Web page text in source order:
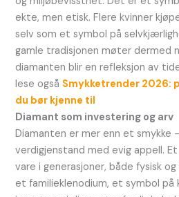
ekte, men etisk. Flere kvinner
selv som et symbol på
gamle tradisjonen møter dermed
diamanten blir en refleksjon av
lese også Smykketrender 2026:
du bør kjenne til
Diamant som investering og arv
Diamanten er mer enn et smykke
verdigjenstand med evig appell.
vare i generasjoner, både fysisk
et familieklenodium, et symbol på